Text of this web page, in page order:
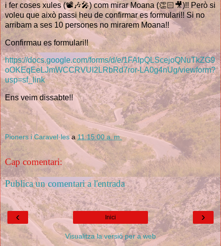
i fer coses xules (📽️🎶🎤) com mirar Moana (👏🏻🎥)!! Però si
voleu que això passi heu de confirmar es formulari!! Si no
arribam a ses 10 persones no mirarem Moana!!
Confirmau es formulari!!
https://docs.google.com/forms/d/e/1FAIpQLScejoQNuTkZG9
oOKEqEeLJmWCCRVUI2LRbRd7ror-LA0g4nUg/viewform?
usp=sf_link
Ens veim dissabte!!
Pioners i Caravel·les a 11:15:00 a. m.
Cap comentari:
Publica un comentari a l'entrada
‹ ›
Inici
Visualitza la versió per a web